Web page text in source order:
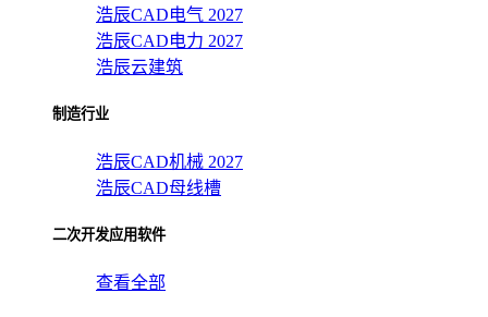
浩辰CAD电气 2027
浩辰CAD电力 2027
浩辰云建筑
制造行业
浩辰CAD机械 2027
浩辰CAD母线槽
二次开发应用软件
查看全部